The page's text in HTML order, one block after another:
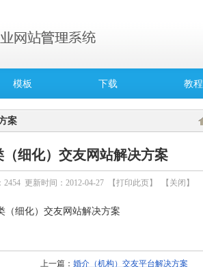
模板 下载 教程
案
（细化）交友网站解决方案
2454 更新时间：2012-04-27 【打印此页】 【 关闭 】
（细化）交友网站解决方案
上一篇： 婚介（机构）交友平台解决方案